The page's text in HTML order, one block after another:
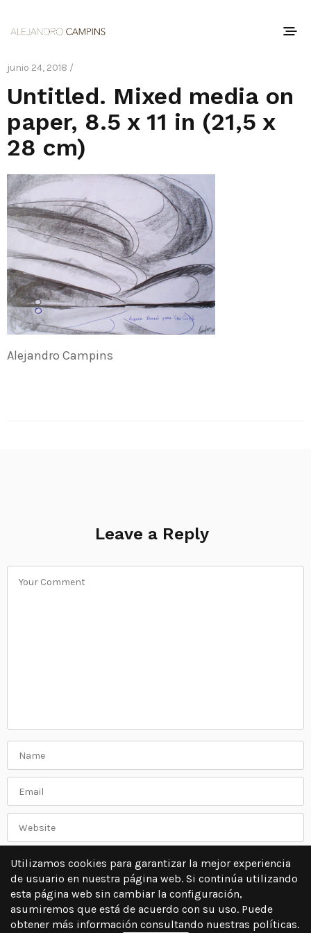
junio 24, 2018 /
Untitled. Mixed media on
paper, 8.5 x 11 in (21,5 x
28 cm)
Alejandro Campins
Leave a Reply
Utilizamos cookies para garantizar la mejor experiencia
de usuario en nuestra página web. Si continúa utilizando
esta página web sin cambiar la configuración,
asumiremos que está de acuerdo con su uso. Puede
obtener más información consultando nuestras políticas.